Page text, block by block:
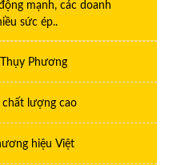
mạnh, các doanh
sức ép..
Phương
chất lượng cao
hiệu Việt